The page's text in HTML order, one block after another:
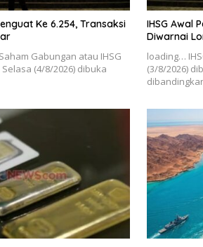
Ke 6.254, Transaksi
Gabungan atau IHSG
(4/8/2026) dibuka
IHSG Awal
Diwarnai
loading…
(3/8/2026)